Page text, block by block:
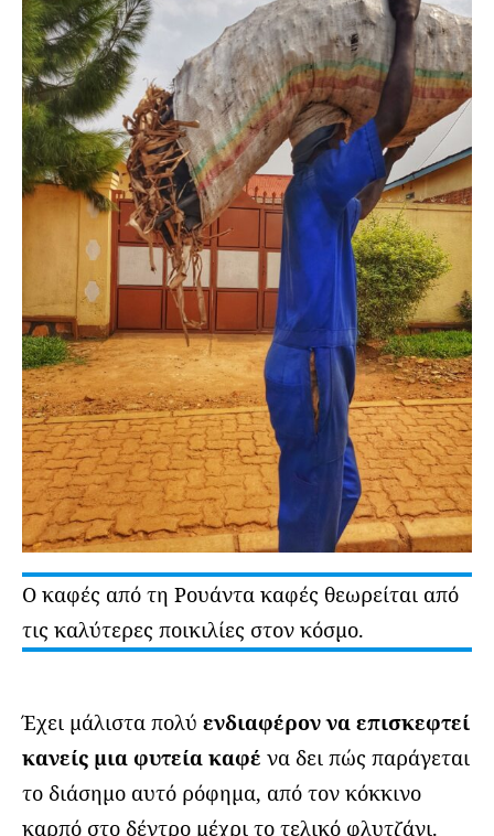
Ο καφές από τη Ρουάντα καφές θεωρείται από
τις καλύτερες ποικιλίες στον κόσμο.
Έχει μάλιστα πολύ ενδιαφέρον να επισκεφτεί
κανείς μια φυτεία καφέ να δει πώς παράγεται
το διάσημο αυτό ρόφημα, από τον κόκκινο
καρπό στο δέντρο μέχρι το τελικό φλυτζάνι.